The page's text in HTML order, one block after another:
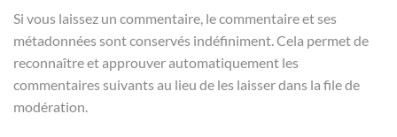
Si vous laissez un commentaire, le commentaire et ses
métadonnées sont conservés indéfiniment. Cela permet de
reconnaître et approuver automatiquement les
commentaires suivants au lieu de les laisser dans la file de
modération.